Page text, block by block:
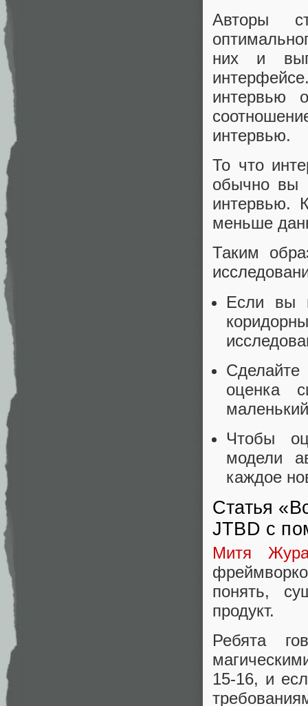
Авторы
них и
интервью
интервью.
То что
обычно вы
интервью.
меньше
Таким
Если вы
оценка
Чтобы
модели
каждое
Статья
JTBD с
Митя
понять,
продукт.
Ребята
15-16, и